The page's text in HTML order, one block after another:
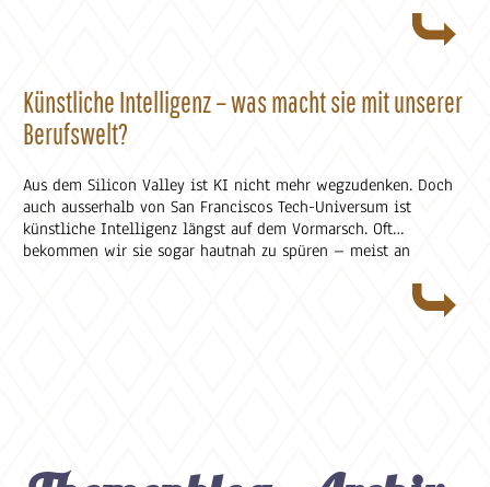
Jahren jeder Zweite in Deutschland ohne Arbeit sein wird. Im
Klartext ein Schreckensszenario. Wirtschaftlichkeit und Rendite
den Unternehmen. Und nur, wenn man vergisst, dass auch
arbeitslose Menschen Kosten verursachen.
Künstliche Intelligenz – was macht sie mit unserer
Berufswelt?
Aus dem Silicon Valley ist KI nicht mehr wegzudenken. Doch
auch ausserhalb von San Franciscos Tech-Universum ist
künstliche Intelligenz längst auf dem Vormarsch. Oft
bekommen wir sie sogar hautnah zu spüren – meist an
Berufswelt macht es sich KI nur zu gerne bequem. Doch ist das
digitale Gehirn wirklich nur Segen? Und wie gehen wir mit